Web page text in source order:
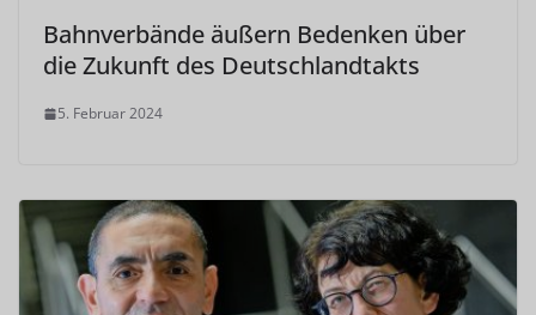
Bahnverbände äußern Bedenken über
die Zukunft des Deutschlandtakts
5. Februar 2024